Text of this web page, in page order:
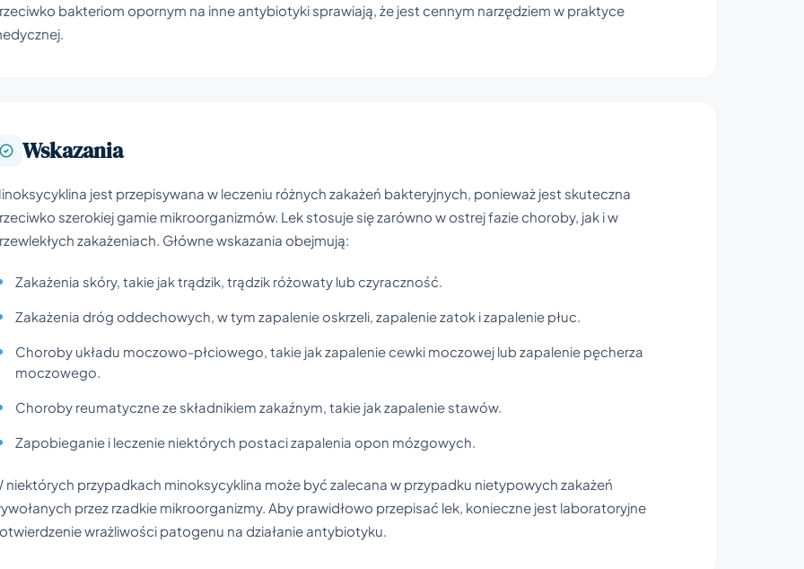
bakteriom opornym na inne antybiotyki sprawiają, że jest cennym narzędziem w praktyce
Wskazania
jest przepisywana w leczeniu różnych zakażeń bakteryjnych, ponieważ jest skuteczna
szerokiej gamie mikroorganizmów. Lek stosuje się zarówno w ostrej fazie choroby, jak i w
zakażeniach. Główne wskazania obejmują:
Zakażenia skóry, takie jak trądzik, trądzik różowaty lub czyraczność.
Zakażenia dróg oddechowych, w tym zapalenie oskrzeli, zapalenie zatok i zapalenie płuc.
Choroby układu moczowo-płciowego, takie jak zapalenie cewki moczowej lub zapalenie pęcherza
moczowego.
Choroby reumatyczne ze składnikiem zakaźnym, takie jak zapalenie stawów.
Zapobieganie i leczenie niektórych postaci zapalenia opon mózgowych.
niektórych przypadkach minoksycyklina może być zalecana w przypadku nietypowych zakażeń
przez rzadkie mikroorganizmy. Aby prawidłowo przepisać lek, konieczne jest laboratoryjne
wrażliwości patogenu na działanie antybiotyku.